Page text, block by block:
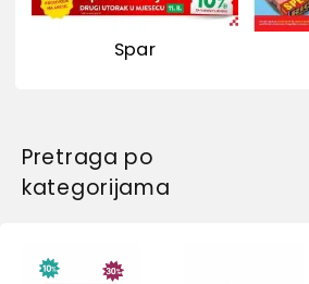
Spar
Pretraga po
kategorijama